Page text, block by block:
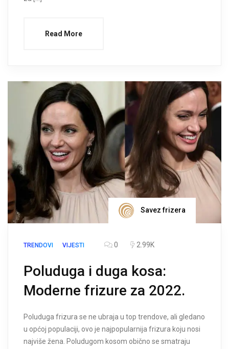
Read More
Savez frizera
TRENDOVI VIJESTI 0 2.99K
Poluduga i duga kosa:
Moderne frizure za 2022.
Poluduga frizura se ne ubraja u top trendove, ali gledano
u općoj populaciji, ovo je najpopularnija frizura koju nosi
najviše žena. Poludugom kosom obično se smatraju